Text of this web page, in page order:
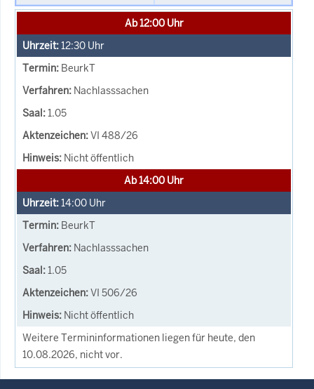
Ab 12:00 Uhr
12:30 Uhr
BeurkT
Nachlasssachen
1.05
VI 488/26
Nicht öffentlich
Ab 14:00 Uhr
14:00 Uhr
BeurkT
Nachlasssachen
1.05
VI 506/26
Nicht öffentlich
Weitere Termininformationen liegen für heute, den
10.08.2026, nicht vor.